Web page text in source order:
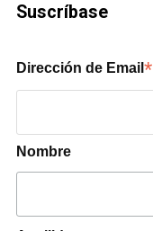
Suscríbase
Dirección de Email*
Nombre